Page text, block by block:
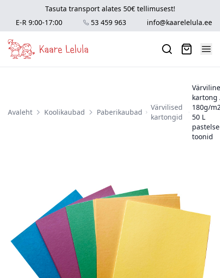
Tasuta transport alates 50€ tellimusest!
E-R 9:00-17:00
53 459 963 info@kaarelelula.ee
Avaleht Koolikaubad Paberikaubad
Värvilised
kartongid
Värviline
kartong
180g/
50 L
toonid